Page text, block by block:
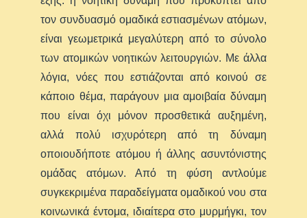
τον συνδυασμό ομαδικά εστιασμένων ατόμων,
είναι γεωμετρικά μεγαλύτερη από το σύνολο
των ατομικών νοητικών λειτουργιών. Με άλλα
λόγια, νόες που εστιάζονται από κοινού σε
κάποιο θέμα, παράγουν μια αμοιβαία δύναμη
που είναι όχι μόνον προσθετικά αυξημένη,
αλλά πολύ ισχυρότερη από τη δύναμη
οποιουδήποτε ατόμου ή άλλης ασυντόνιστης
ομάδας ατόμων. Από τη φύση αντλούμε
συγκεκριμένα παραδείγματα ομαδικού νου στα
κοινωνικά έντομα, ιδιαίτερα στο μυρμήγκι, τον